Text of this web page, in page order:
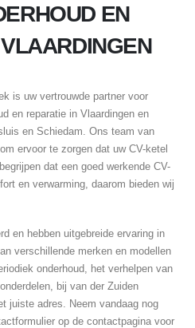
EN
is uw vertrouwde partner voor
en reparatie in Vlaardingen en
en Schiedam. Ons team van
ervoor te zorgen dat uw CV-ketel
dat een goed werkende CV-
en verwarming, daarom bieden wij
en hebben uitgebreide ervaring in
verschillende merken en modellen
onderhoud, het verhelpen van
bij van der Zuiden
juiste adres. Neem vandaag nog
op de contactpagina voor